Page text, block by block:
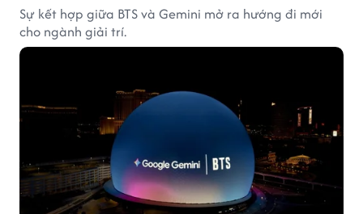
Sự kết hợp giữa BTS và Gemini mở ra hướng đi mới
cho ngành giải trí.